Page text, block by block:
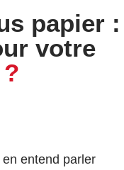
papier :
votre
?
entend parler